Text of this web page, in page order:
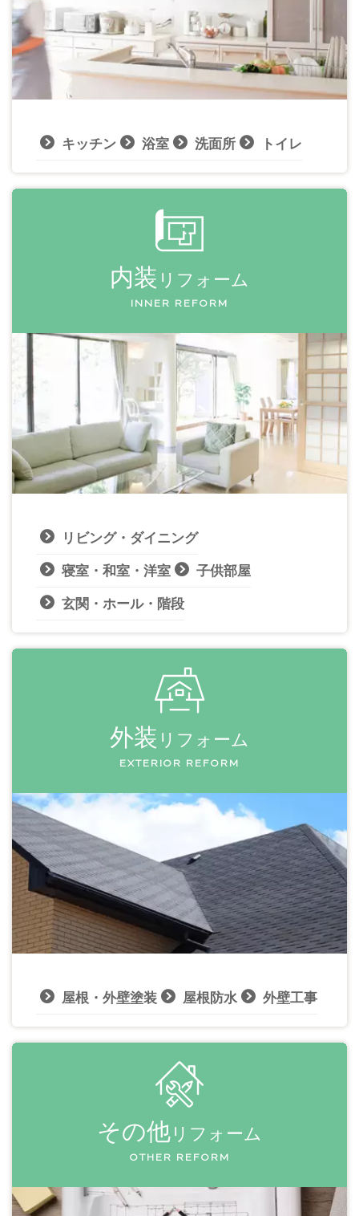
キッチン 浴室 洗面所 トイレ
内装 リフォーム
INNER REFORM
リビング・ダイニング
寝室・和室・洋室 子供部屋
玄関・ホール・階段
外装 リフォーム
EXTERIOR REFORM
屋根・外壁塗装 屋根防水 外壁工事
その他 リフォーム
OTHER REFORM